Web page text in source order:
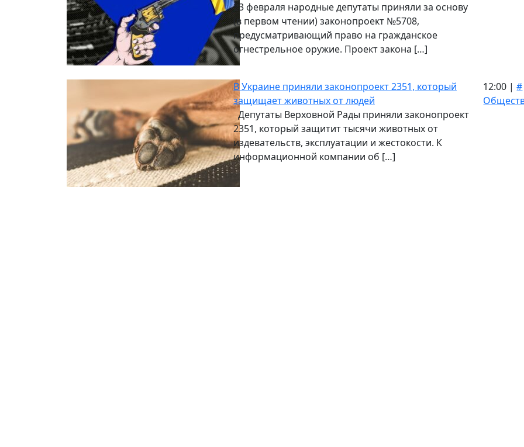
23 февраля народные депутаты приняли за основу
(в первом чтении) законопроект №5708,
предусматривающий право на гражданское
огнестрельное оружие. Проект закона […]
В Украине приняли законопроект 2351, который
защищает животных от людей
Депутаты Верховной Рады приняли законопроект
2351, который защитит тысячи животных от
издевательств, эксплуатации и жестокости. К
информационной компании об […]
12:00 |#